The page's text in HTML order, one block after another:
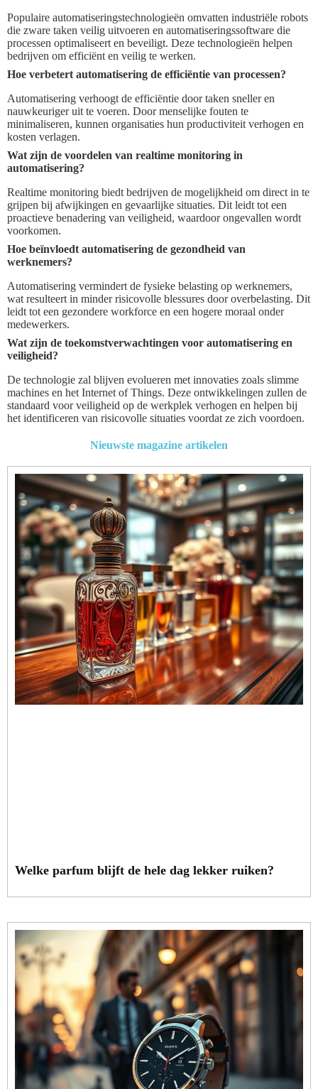
Populaire automatiseringstechnologieën omvatten industriële robots
die zware taken veilig uitvoeren en automatiseringssoftware die
processen optimaliseert en beveiligt. Deze technologieën helpen
bedrijven om efficiënt en veilig te werken.
Hoe verbetert automatisering de efficiëntie van processen?
Automatisering verhoogt de efficiëntie door taken sneller en
nauwkeuriger uit te voeren. Door menselijke fouten te
minimaliseren, kunnen organisaties hun productiviteit verhogen en
kosten verlagen.
Wat zijn de voordelen van realtime monitoring in
automatisering?
Realtime monitoring biedt bedrijven de mogelijkheid om direct in te
grijpen bij afwijkingen en gevaarlijke situaties. Dit leidt tot een
proactieve benadering van veiligheid, waardoor ongevallen wordt
voorkomen.
Hoe beïnvloedt automatisering de gezondheid van
werknemers?
Automatisering vermindert de fysieke belasting op werknemers,
wat resulteert in minder risicovolle blessures door overbelasting. Dit
leidt tot een gezondere workforce en een hogere moraal onder
medewerkers.
Wat zijn de toekomstverwachtingen voor automatisering en
veiligheid?
De technologie zal blijven evolueren met innovaties zoals slimme
machines en het Internet of Things. Deze ontwikkelingen zullen de
standaard voor veiligheid op de werkplek verhogen en helpen bij
het identificeren van risicovolle situaties voordat ze zich voordoen.
Nieuwste magazine artikelen
Welke parfum blijft de hele dag lekker ruiken?